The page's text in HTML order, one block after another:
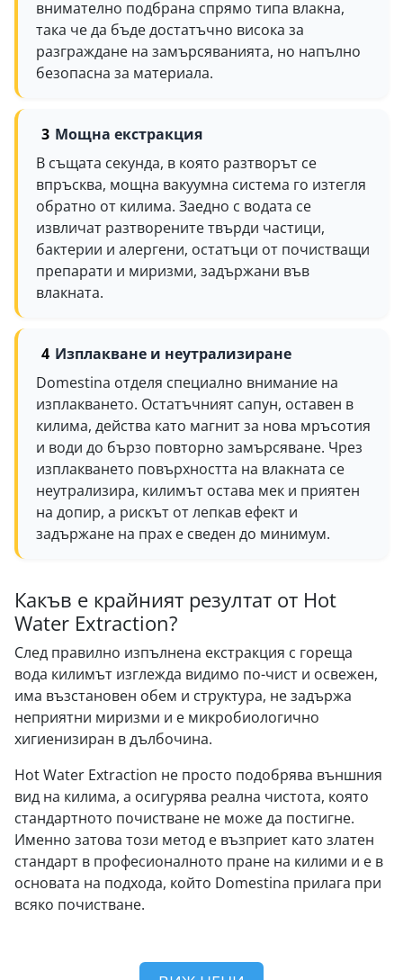
внимателно подбрана спрямо типа влакна,
така че да бъде достатъчно висока за
разграждане на замърсяванията, но напълно
безопасна за материала.
Мощна екстракция
В същата секунда, в която разтворът се
впръсква, мощна вакуумна система го изтегля
обратно от килима. Заедно с водата се
извличат разтворените твърди частици,
бактерии и алергени, остатъци от почистващи
препарати и миризми, задържани във
влакната.
Изплакване и неутрализиране
Domestina отделя специално внимание на
изплакването. Остатъчният сапун, оставен в
килима, действа като магнит за нова мръсотия
и води до бързо повторно замърсяване. Чрез
изплакването повърхността на влакната се
неутрализира, килимът остава мек и приятен
на допир, а рискът от лепкав ефект и
задържане на прах е сведен до минимум.
Какъв е крайният резултат от Hot
Water Extraction?
След правилно изпълнена екстракция с гореща
вода килимът изглежда видимо по-чист и освежен,
има възстановен обем и структура, не задържа
неприятни миризми и е микробиологично
хигиенизиран в дълбочина.
Hot Water Extraction не просто подобрява външния
вид на килима, а осигурява реална чистота, която
стандартното почистване не може да постигне.
Именно затова този метод е възприет като златен
стандарт в професионалното пране на килими и е в
основата на подхода, който Domestina прилага при
всяко почистване.